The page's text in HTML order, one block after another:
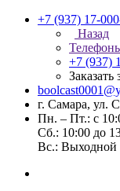
+7 (937) 17-
Назад
+7 (937)
Заказать
г. Самара, ул.
Пн. – Пт.: с
Сб.: 10:00 до
Вс.: Выходной